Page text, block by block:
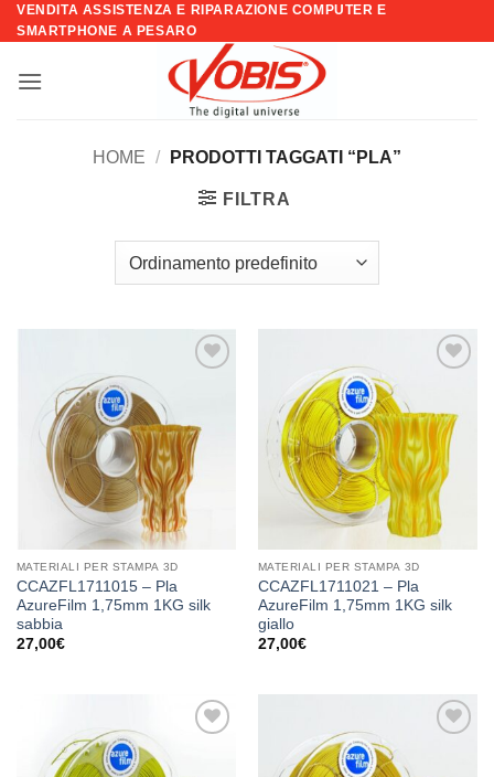
Salta
ai
VENDITA ASSISTENZA E RIPARAZIONE COMPUTER E
SMARTPHONE A PESARO
HOME / PRODOTTI TAGGATI “PLA”
FILTRA
desideri
MATERIALI PER STAMPA 3D
CCAZFL1711015 – Pla
AzureFilm 1,75mm 1KG silk
sabbia
27,00€
dei
desideri
MATERIALI PER STAMPA 3D
CCAZFL1711021 – Pla
AzureFilm 1,75mm 1KG silk
giallo
27,00€